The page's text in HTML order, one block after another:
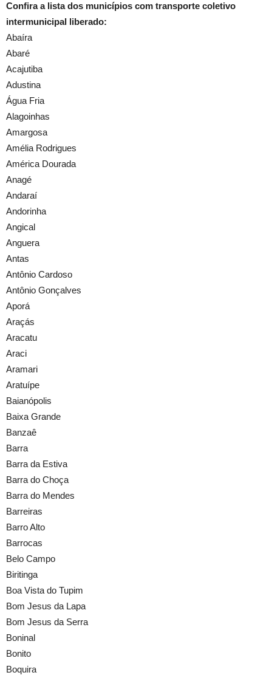
Confira a lista dos municípios com transporte coletivo
intermunicipal liberado:
Abaíra
Abaré
Acajutiba
Adustina
Água Fria
Alagoinhas
Amargosa
Amélia Rodrigues
América Dourada
Anagé
Andaraí
Andorinha
Angical
Anguera
Antas
Antônio Cardoso
Antônio Gonçalves
Aporá
Araçás
Aracatu
Araci
Aramari
Aratuípe
Baianópolis
Baixa Grande
Banzaê
Barra
Barra da Estiva
Barra do Choça
Barra do Mendes
Barreiras
Barro Alto
Barrocas
Belo Campo
Biritinga
Boa Vista do Tupim
Bom Jesus da Lapa
Bom Jesus da Serra
Boninal
Bonito
Boquira